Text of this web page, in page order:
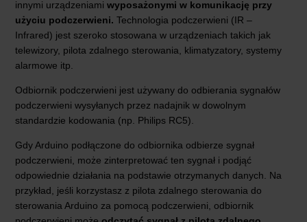
innymi urządzeniami wyposażonymi w komunikację przy
użyciu podczerwieni. Technologia podczerwieni (IR –
Infrared) jest szeroko stosowana w urządzeniach takich jak
telewizory, pilota zdalnego sterowania, klimatyzatory, systemy
alarmowe itp.
Odbiornik podczerwieni jest używany do odbierania sygnałów
podczerwieni wysyłanych przez nadajnik w dowolnym
standardzie kodowania (np. Philips RC5).
Gdy Arduino podłączone do odbiornika odbierze sygnał
podczerwieni, może zinterpretować ten sygnał i podjąć
odpowiednie działania na podstawie otrzymanych danych. Na
przykład, jeśli korzystasz z pilota zdalnego sterowania do
sterowania Arduino za pomocą podczerwieni, odbiornik